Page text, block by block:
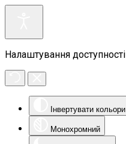
Налаштування доступності
Інвертувати кольори
Монохромний